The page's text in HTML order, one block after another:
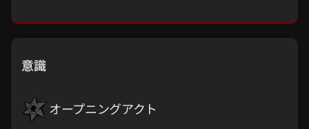
意識
オープニングアクト